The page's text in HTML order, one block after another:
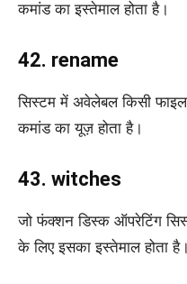
कमांड का इस्तेमाल होता है।
42. rename
सिस्टम में अवेलेबल किसी
कमांड का यूज़ होता है।
43. witches
जो फंक्शन डिस्क ऑपरेटिंग
के लिए इसका इस्तेमाल होता है।